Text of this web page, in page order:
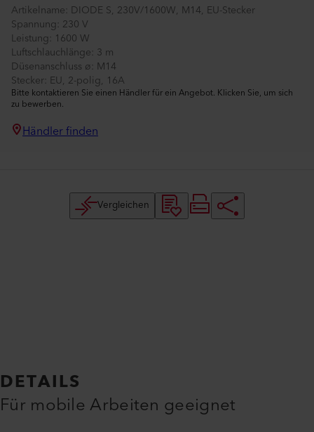
Artikelname DIODE S, 230V/1600W, M14, EU-Stecker
Spannung 230 V
Leistung 1600 W
Luftschlauchlänge 3 m
Düsenanschluss ø M14
Stecker EU, 2-polig, 16A
Bitte kontaktieren Sie einen Händler für ein Angebot. Klicken Sie, um sich
zu bewerben.
Händler finden
Vergleichen
DETAILS
Für mobile Arbeiten geeignet